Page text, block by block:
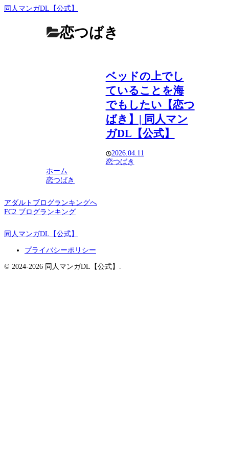
同人マンガDL【公式】
恋つばき
ベッドの上でし
ていることを海
でもしたい【恋つ
ばき】| 同人マン
ガDL【公式】
2026.04.11
恋つばき
ホーム
恋つばき
アダルトブログランキングへ
FC2 ブログランキング
同人マンガDL【公式】
プライバシーポリシー
© 2024-2026 同人マンガDL【公式】.